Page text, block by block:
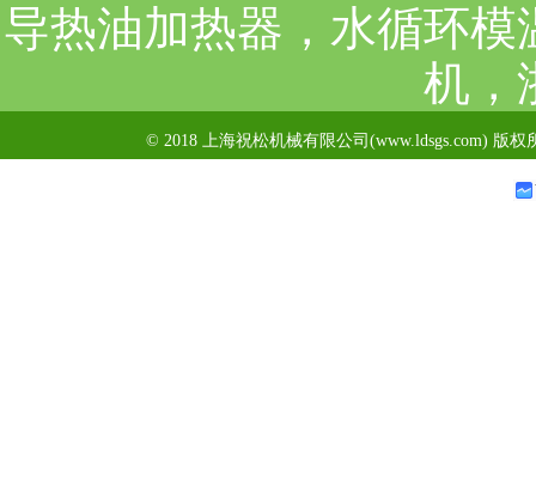
导热油加热器，水循环
机，
© 2018 上海祝松机械有限公司(www.ldsgs.com) 版权